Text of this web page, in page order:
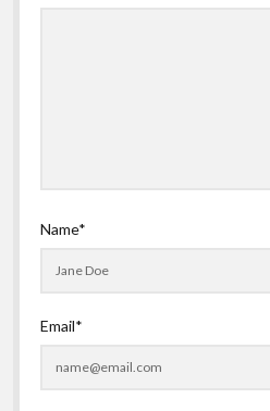
Name*
Email*